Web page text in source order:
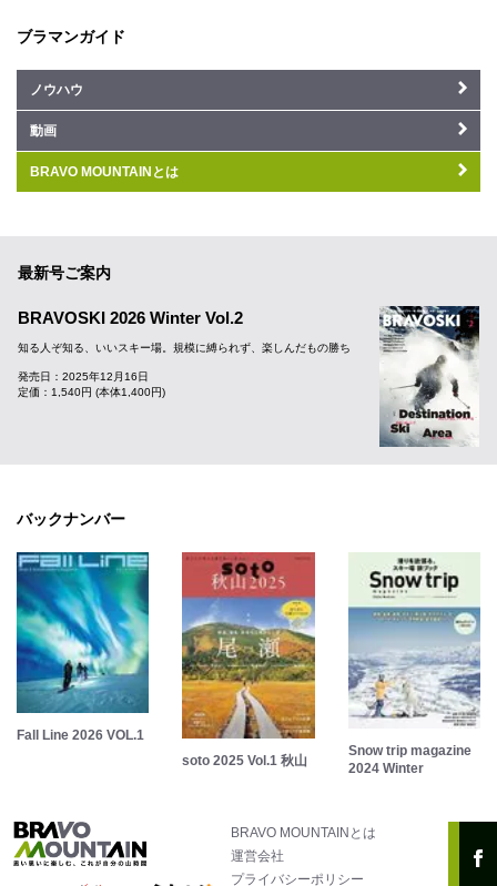
ブラマンガイド
ノウハウ
動画
BRAVO MOUNTAINとは
最新号ご案内
BRAVOSKI 2026 Winter Vol.2
知る人ぞ知る、いいスキー場。規模に縛られず、楽しんだもの勝ち
発売日：2025年12月16日
定価：1,540円 (本体1,400円)
バックナンバー
Fall Line 2026 VOL.1
soto 2025 Vol.1 秋山
Snow trip magazine
2024 Winter
BRAVO MOUNTAINとは
運営会社
プライバシーポリシー